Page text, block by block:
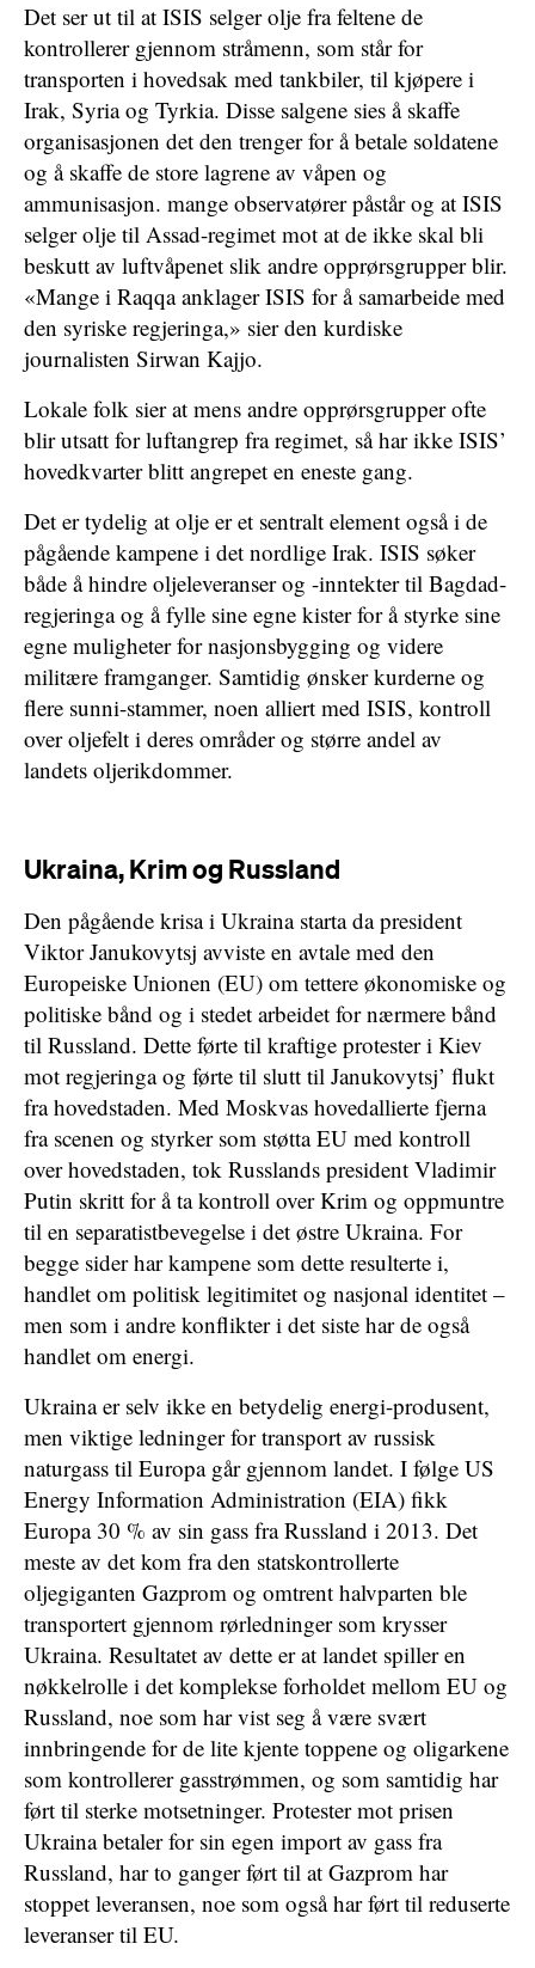
Det ser ut til at ISIS selger olje fra feltene de
kontrollerer gjennom stråmenn, som står for
transporten i hovedsak med tankbiler, til kjøpere i
Irak, Syria og Tyrkia. Disse salgene sies å skaffe
organisasjonen det den trenger for å betale soldatene
og å skaffe de store lagrene av våpen og
ammunisasjon. mange observatører påstår og at ISIS
selger olje til Assad-regimet mot at de ikke skal bli
beskutt av luftvåpenet slik andre opprørsgrupper blir.
«Mange i Raqqa anklager ISIS for å samarbeide med
den syriske regjeringa,» sier den kurdiske
journalisten Sirwan Kajjo.
Lokale folk sier at mens andre opprørsgrupper ofte
blir utsatt for luftangrep fra regimet, så har ikke ISIS’
hovedkvarter blitt angrepet en eneste gang.
Det er tydelig at olje er et sentralt element også i de
pågående kampene i det nordlige Irak. ISIS søker
både å hindre oljeleveranser og -inntekter til Bagdad-
regjeringa og å fylle sine egne kister for å styrke sine
egne muligheter for nasjonsbygging og videre
militære framganger. Samtidig ønsker kurderne og
flere sunni-stammer, noen alliert med ISIS, kontroll
over oljefelt i deres områder og større andel av
landets oljerikdommer.
Ukraina, Krim og Russland
Den pågående krisa i Ukraina starta da president
Viktor Janukovytsj avviste en avtale med den
Europeiske Unionen (EU) om tettere økonomiske og
politiske bånd og i stedet arbeidet for nærmere bånd
til Russland. Dette førte til kraftige protester i Kiev
mot regjeringa og førte til slutt til Janukovytsj’ flukt
fra hovedstaden. Med Moskvas hovedallierte fjerna
fra scenen og styrker som støtta EU med kontroll
over hovedstaden, tok Russlands president Vladimir
Putin skritt for å ta kontroll over Krim og oppmuntre
til en separatistbevegelse i det østre Ukraina. For
begge sider har kampene som dette resulterte i,
handlet om politisk legitimitet og nasjonal identitet –
men som i andre konflikter i det siste har de også
handlet om energi.
Ukraina er selv ikke en betydelig energi-produsent,
men viktige ledninger for transport av russisk
naturgass til Europa går gjennom landet. I følge US
Energy Information Administration (EIA) fikk
Europa 30 % av sin gass fra Russland i 2013. Det
meste av det kom fra den statskontrollerte
oljegiganten Gazprom og omtrent halvparten ble
transportert gjennom rørledninger som krysser
Ukraina. Resultatet av dette er at landet spiller en
nøkkelrolle i det komplekse forholdet mellom EU og
Russland, noe som har vist seg å være svært
innbringende for de lite kjente toppene og oligarkene
som kontrollerer gasstrømmen, og som samtidig har
ført til sterke motsetninger. Protester mot prisen
Ukraina betaler for sin egen import av gass fra
Russland, har to ganger ført til at Gazprom har
stoppet leveransen, noe som også har ført til reduserte
leveranser til EU.